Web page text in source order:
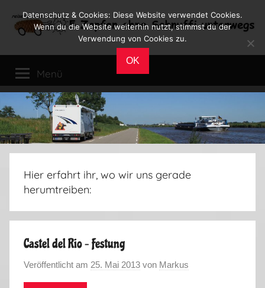
Inhalt
Reiseblog
Leben
im
Wohnmobil
Menü
Hier erfahrt ihr, wo wir uns gerade
herumtreiben:
Castel del Rio – Festung
Veröffentlicht am 25. Mai 2013 von Markus
Datenschutz & Cookies: Diese Website verwendet Cookies.
Wenn du die Website weiterhin nutzt, stimmst du der
Verwendung von Cookies zu.
OK